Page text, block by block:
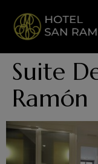
Suite
Ramón